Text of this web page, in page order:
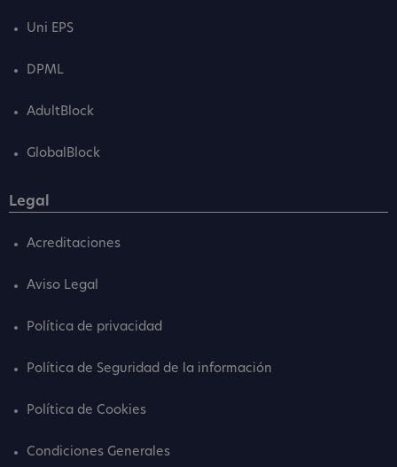
Uni EPS
DPML
AdultBlock
GlobalBlock
Legal
Acreditaciones
Aviso Legal
Política de privacidad
Política de Seguridad de la información
Política de Cookies
Condiciones Generales